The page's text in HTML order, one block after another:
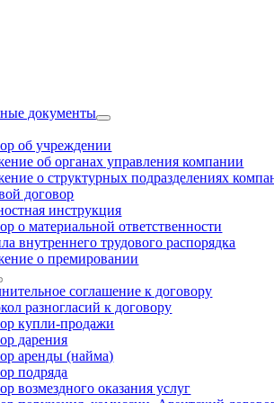
документы
об учреждении
об органах управления компании
о структурных подразделениях
договор
инструкция
о материальной ответственности
внутреннего трудового распорядка
о премировании
соглашение к договору
разногласий к договору
купли-продажи
дарения
аренды (найма)
подряда
возмездного оказания услуг